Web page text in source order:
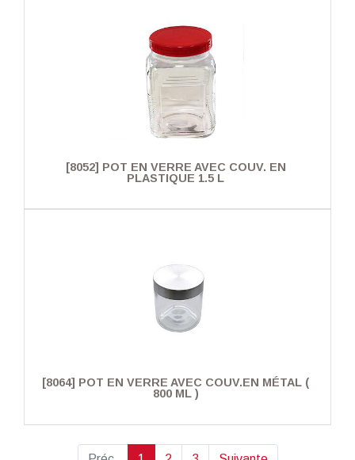
[8052] POT EN VERRE AVEC COUV. EN
PLASTIQUE 1.5 L
[8064] POT EN VERRE AVEC COUV.EN MÉTAL (
800 ML )